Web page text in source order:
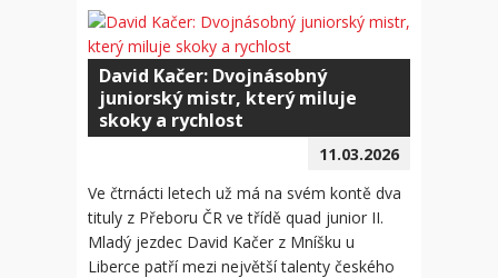
David Kačer: Dvojnásobný
juniorský mistr, který miluje
skoky a rychlost
11.03.2026
Ve čtrnácti letech už má na svém kontě dva
tituly z Přeboru ČR ve třídě quad junior II.
Mladý jezdec David Kačer z Mníšku u
Liberce patří mezi největší talenty českého